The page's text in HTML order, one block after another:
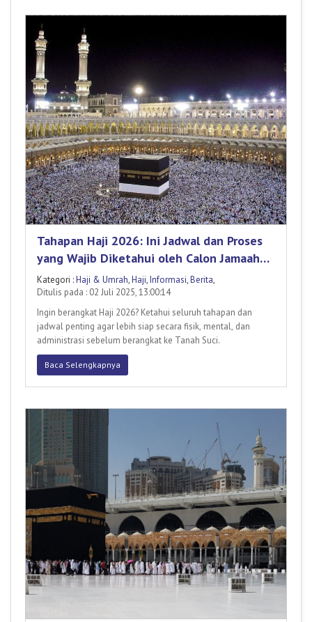
Tahapan Haji 2026: Ini Jadwal dan Proses
yang Wajib Diketahui oleh Calon Jamaah
Haji
Kategori :Haji & Umrah,Haji,Informasi,Berita,
Ditulis pada : 02 Juli 2025, 13:00:14
Ingin berangkat Haji 2026? Ketahui seluruh tahapan dan
jadwal penting agar lebih siap secara fisik, mental, dan
administrasi sebelum berangkat ke Tanah Suci.
Baca Selengkapnya